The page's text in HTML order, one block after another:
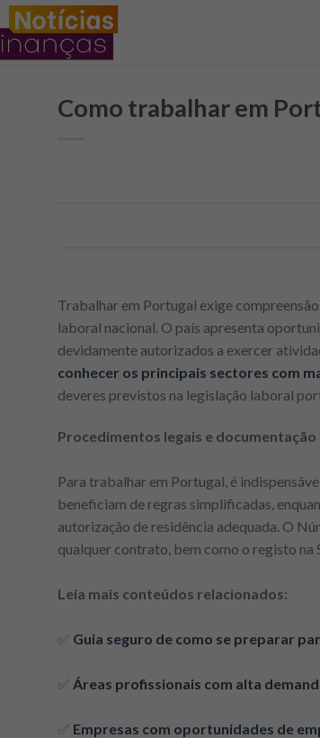
Como trabalhar em
Trabalhar em Portugal exige
laboral nacional. O país apresenta
devidamente autorizados a exercer
conhecer os principais sectores com
deveres previstos na legislação laboral
Procedimentos legais e
Para trabalhar em Portugal, é
beneficiam de regras simplificadas,
autorização de residência adequada. O
qualquer contrato, bem como o registo na
Leia mais conteúdos relacionados:
✅ Guia seguro de como se preparar
✅ Áreas profissionais com alta
✅ Empresas com oportunidades de